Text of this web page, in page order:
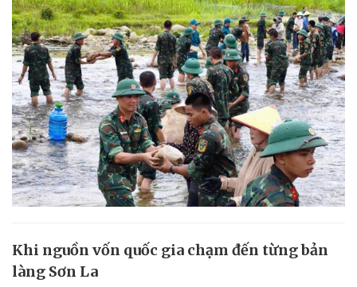
Khi nguồn vốn quốc gia chạm đến từng bản
làng Sơn La